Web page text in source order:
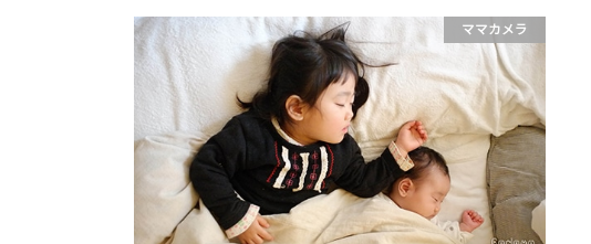
ママカメラ